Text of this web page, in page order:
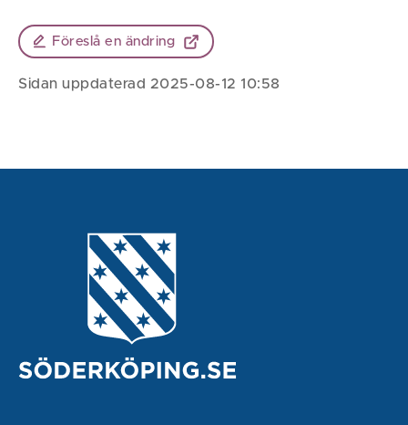
Föreslå en ändring
Sidan uppdaterad 2025-08-12 10:58